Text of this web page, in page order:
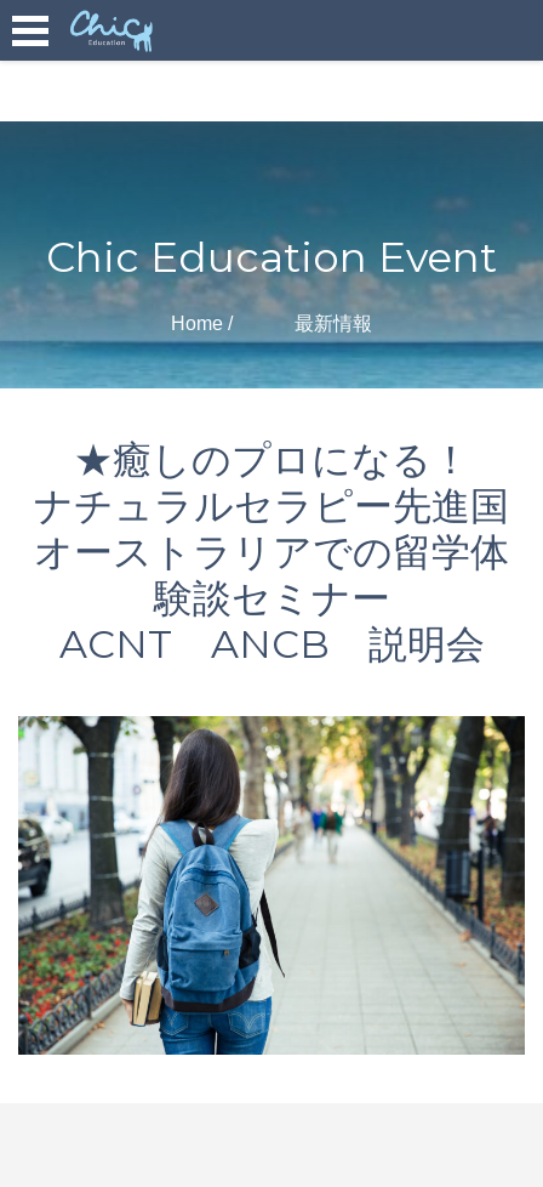
Chic Education Event
Home 最新情報
★癒しのプロになる！
ナチュラルセラピー先進国
オーストラリアでの留学体
験談セミナー
ACNT ANCB 説明会